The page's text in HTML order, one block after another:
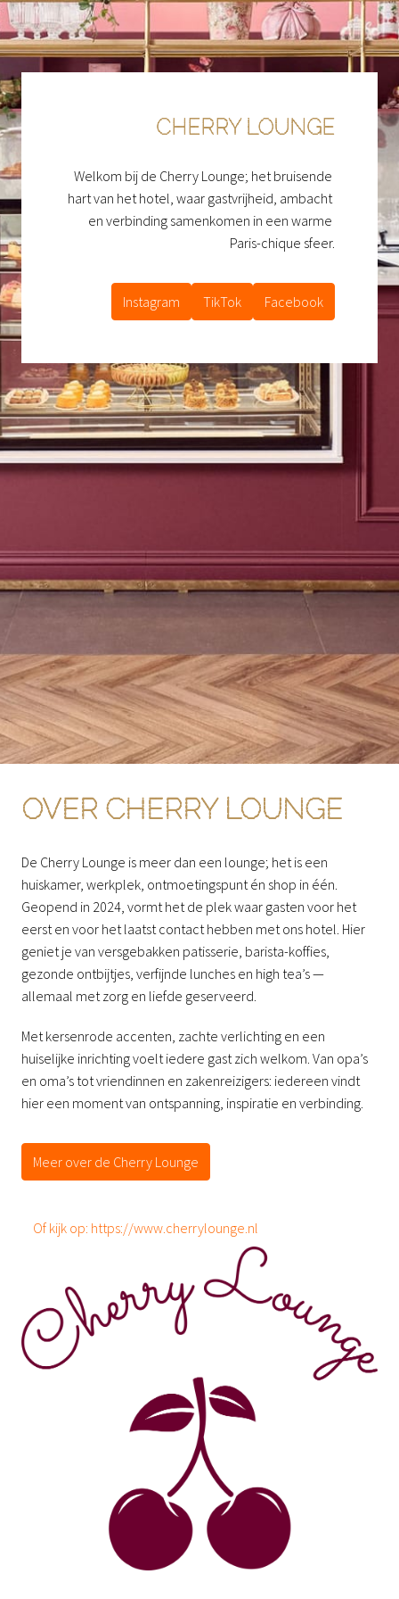
CHERRY LOUNGE
Welkom bij de Cherry Lounge; het bruisende
hart van het hotel, waar gastvrijheid, ambacht
en verbinding samenkomen in een warme
Paris-chique sfeer.
Instagram TikTok Facebook
OVER CHERRY LOUNGE
De Cherry Lounge is meer dan een lounge; het is een
huiskamer, werkplek, ontmoetingspunt én shop in één.
Geopend in 2024, vormt het de plek waar gasten voor het
eerst en voor het laatst contact hebben met ons hotel. Hier
geniet je van versgebakken patisserie, barista-koffies,
gezonde ontbijtjes, verfijnde lunches en high tea’s —
allemaal met zorg en liefde geserveerd.
Met kersenrode accenten, zachte verlichting en een
huiselijke inrichting voelt iedere gast zich welkom. Van opa’s
en oma’s tot vriendinnen en zakenreizigers: iedereen vindt
hier een moment van ontspanning, inspiratie en verbinding.
Meer over de Cherry Lounge
Of kijk op: https://www.cherrylounge.nl